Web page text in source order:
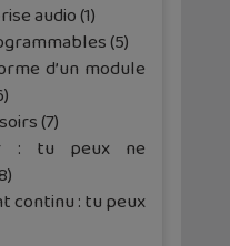
audio (1)
(5)
d’un module
(7)
: tu peux ne
continu : tu peux